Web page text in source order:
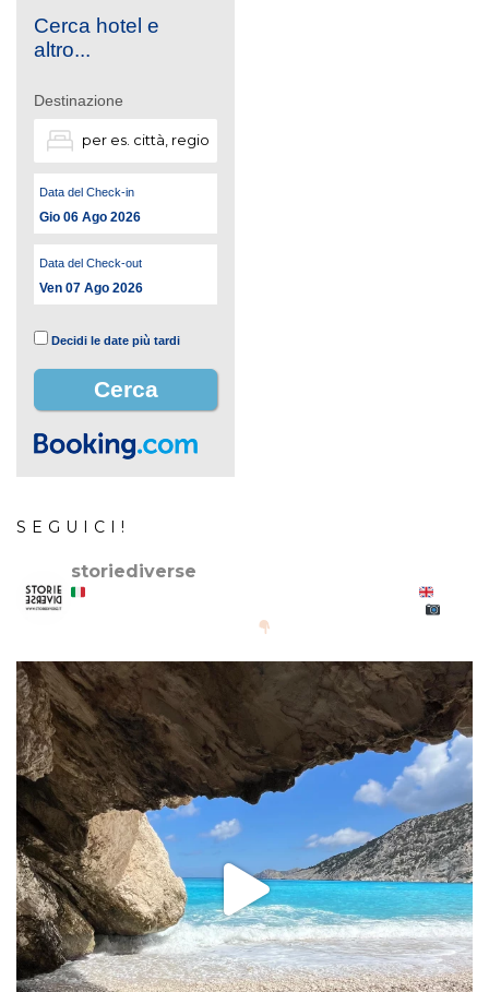
Cerca hotel e
altro...
Destinazione
Data del Check-in
Gio 06 Ago 2026
Data del Check-out
Ven 07 Ago 2026
Decidi le date più tardi
SEGUICI!
storiediverse